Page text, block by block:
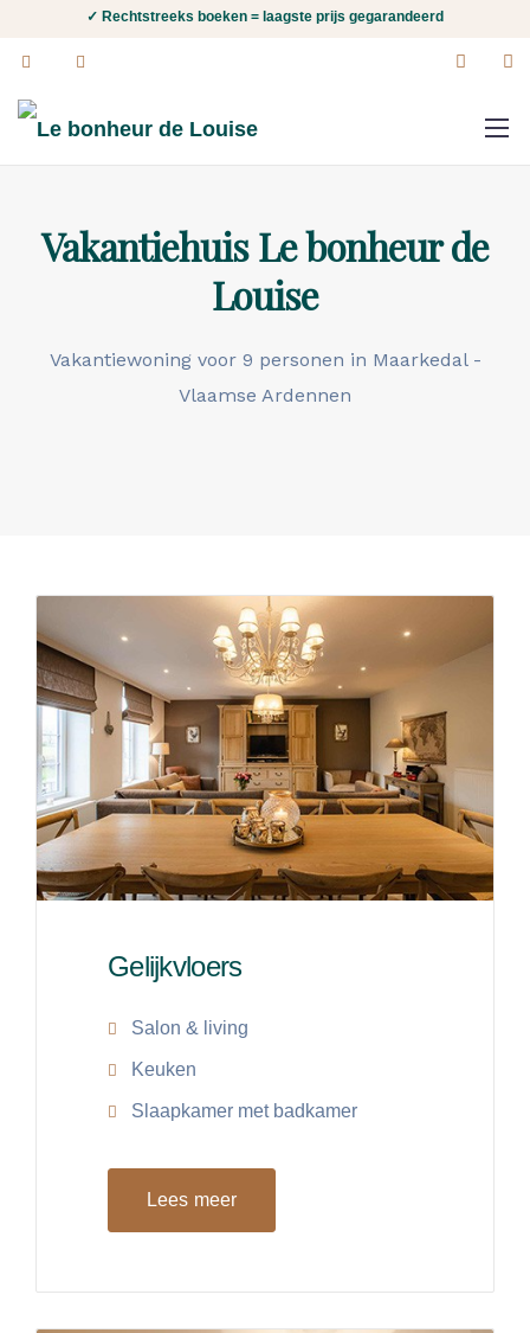
✓ Rechtstreeks boeken = laagste prijs gegarandeerd
VakantiehuisLe bonheur de
Louise
Vakantiewoning voor 9 personen in Maarkedal -
Vlaamse Ardennen
Gelijkvloers
Salon & living
Keuken
Slaapkamer met badkamer
Lees meer